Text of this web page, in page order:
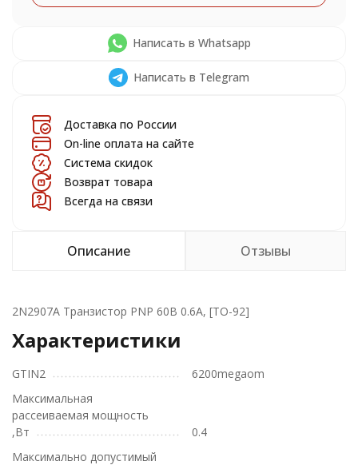
Написать в Whatsapp
Написать в Telegram
Доставка по России
On-line оплата на сайте
Система скидок
Возврат товара
Всегда на связи
Описание Отзывы
2N2907A Транзистор PNP 60В 0.6А, [TO-92]
Характеристики
GTIN2
6200megaom
Максимальная
рассеиваемая мощность
,Вт
0.4
Максимально допустимый